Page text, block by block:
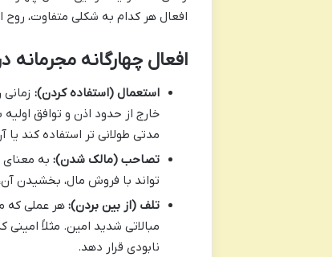
افعال هر کدام به شکلی متفاوت، روح
افعال چهارگانه مجرمانه
استعمال (استفاده کردن):
خارج از حدود اذن و توافق
مدتی طولانی تر استفاده کند یا
تصاحب (مالک شدن): به معنای
تواند با فروش مال، بخشیدن
تلف (از بین بردن): هر عملی که
مبالاتی شدید امین. مثلاً امینی
نابودی قرار دهد.